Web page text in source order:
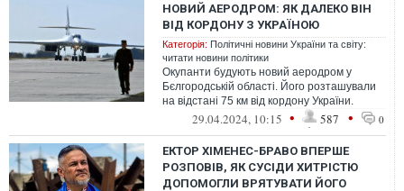
НОВИЙ АЕРОДРОМ: ЯК ДАЛЕКО ВІН
ВІД КОРДОНУ З УКРАЇНОЮ
Категорія: Політичні новини України та світу:
читати новини політики
Окупанти будують новий аеродром у
Бєлгородській області. Його розташували
на відстані 75 км від кордону України.
29.04.2024, 10:15 • 587 • 0
ЕКТОР ХІМЕНЕС-БРАВО ВПЕРШЕ
РОЗПОВІВ, ЯК СУСІДИ ХИТРІСТЮ
ДОПОМОГЛИ ВРЯТУВАТИ ЙОГО